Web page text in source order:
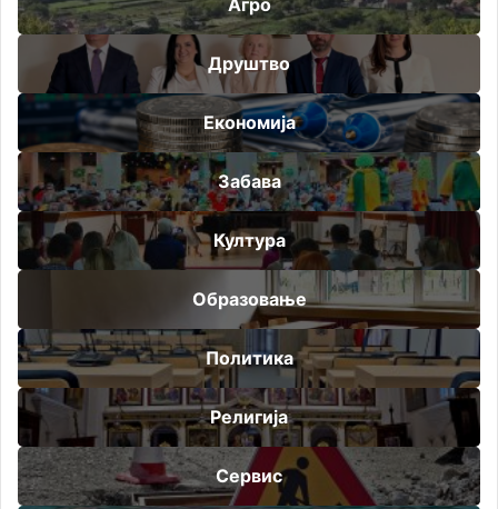
Друштво
Економија
Забава
Култура
Образовање
Политика
Религија
Сервис